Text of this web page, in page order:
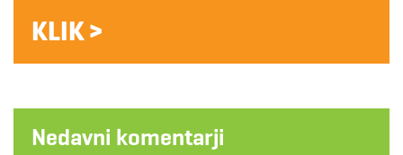
KLIK >
Nedavni komentarji